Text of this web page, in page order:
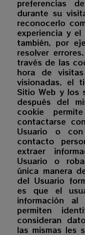
preferencias
durante su
reconocerlo
experiencia y
también, por
resolver
través de las
hora de
visionadas, el
Sitio Web y los
después del
cookie
contactarse
Usuario o
contacto
extraer
Usuario o
única manera
del Usuario
es que el
información
permiten
consideran
las mismas les